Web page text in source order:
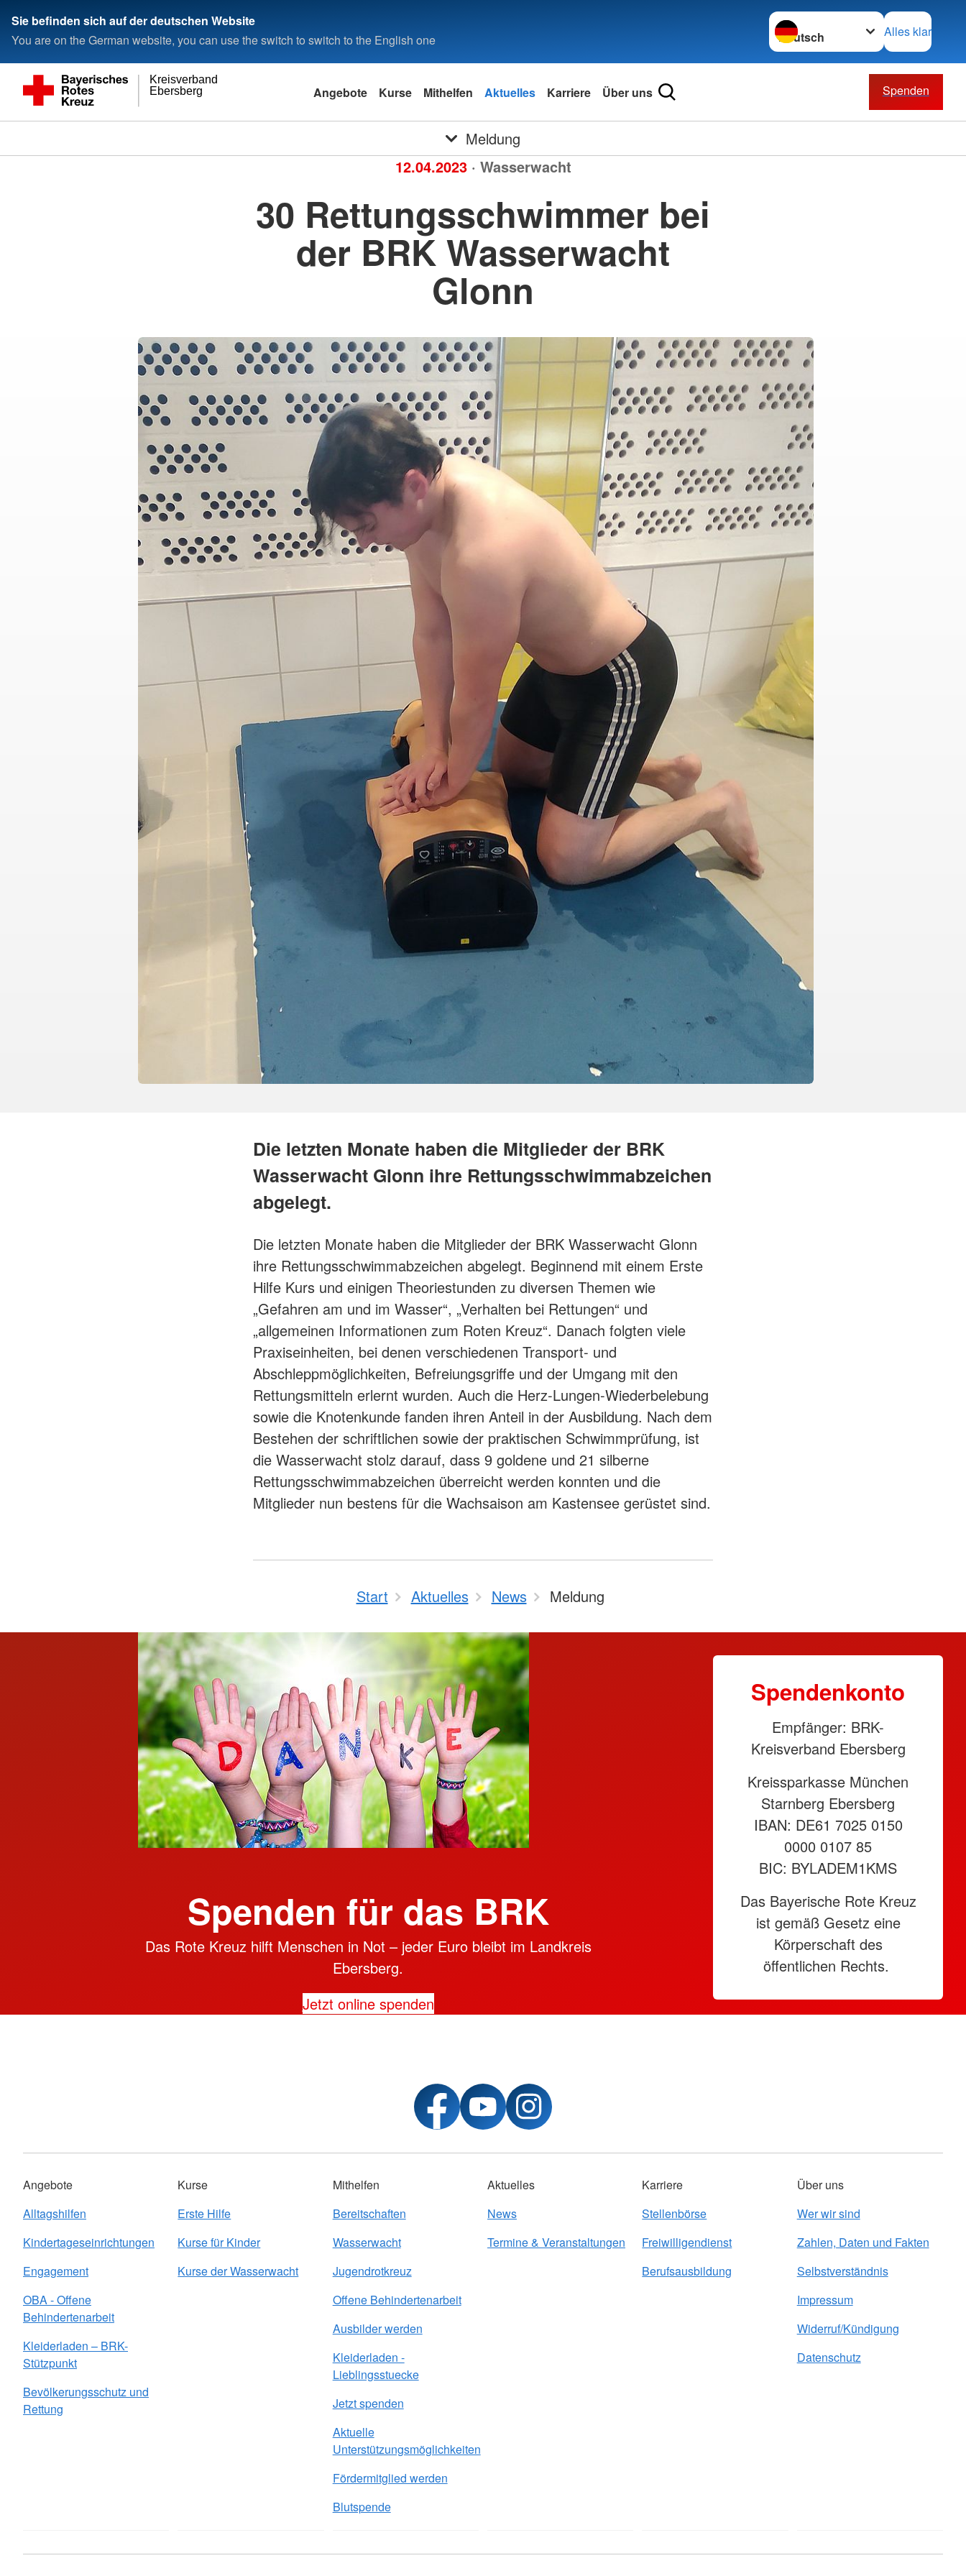
Sie befinden sich auf der deutschen Website
You are on the German website, you can use the switch to switch to the English one
Sprache wechseln zu
Alles klar
Ebersberg
Kreisverband
Angebote Kurse Mithelfen Aktuelles Karriere Über uns Spenden
Meldung
12.04.2023 · Wasserwacht
30 Rettungsschwimmer bei
der BRK Wasserwacht
Glonn
Die letzten Monate haben die Mitglieder der BRK
Wasserwacht Glonn ihre Rettungsschwimmabzeichen
abgelegt.
Die letzten Monate haben die Mitglieder der BRK Wasserwacht Glonn
ihre Rettungsschwimmabzeichen abgelegt. Beginnend mit einem Erste
Hilfe Kurs und einigen Theoriestunden zu diversen Themen wie
„Gefahren am und im Wasser“, „Verhalten bei Rettungen“ und
„allgemeinen Informationen zum Roten Kreuz“. Danach folgten viele
Praxiseinheiten, bei denen verschiedenen Transport- und
Abschleppmöglichkeiten, Befreiungsgriffe und der Umgang mit den
Rettungsmitteln erlernt wurden. Auch die Herz-Lungen-Wiederbelebung
sowie die Knotenkunde fanden ihren Anteil in der Ausbildung. Nach dem
Bestehen der schriftlichen sowie der praktischen Schwimmprüfung, ist
die Wasserwacht stolz darauf, dass 9 goldene und 21 silberne
Rettungsschwimmabzeichen überreicht werden konnten und die
Mitglieder nun bestens für die Wachsaison am Kastensee gerüstet sind.
Start Aktuelles News Meldung
Spenden für das BRK
Das Rote Kreuz hilft Menschen in Not – jeder Euro bleibt im Landkreis
Ebersberg.
Jetzt online spenden
Spendenkonto
Empfänger: BRK-
Kreisverband Ebersberg
Kreissparkasse München
Starnberg Ebersberg
IBAN: DE61 7025 0150
0000 0107 85
BIC: BYLADEM1KMS
Das Bayerische Rote Kreuz
ist gemäß Gesetz eine
Körperschaft des
öffentlichen Rechts.
Angebote
Alltagshilfen
Kindertageseinrichtungen
Engagement
OBA - Offene
Behindertenarbeit
Kleiderladen – BRK-
Stützpunkt
Bevölkerungsschutz und
Rettung
Kurse
Erste Hilfe
Kurse für Kinder
Kurse der Wasserwacht
Mithelfen
Bereitschaften
Wasserwacht
Jugendrotkreuz
Offene Behindertenarbeit
Ausbilder werden
Kleiderladen -
Lieblingsstuecke
Jetzt spenden
Aktuelle
Unterstützungsmöglichkeiten
Fördermitglied werden
Blutspende
Aktuelles
News
Termine & Veranstaltungen
Karriere
Stellenbörse
Freiwilligendienst
Berufsausbildung
Über uns
Wer wir sind
Zahlen, Daten und Fakten
Selbstverständnis
Impressum
Widerruf/Kündigung
Datenschutz